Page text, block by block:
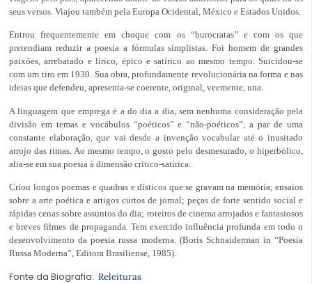
seus versos. Viajou também pela Europa Ocidental, México e Estados Unidos.
Entrou frequentemente em choque com os “burocratas’’ e com os que
pretendiam reduzir a poesia a fórmulas simplistas. Foi homem de grandes
paixões, arrebatado e lírico, épico e satírico ao mesmo tempo. Suicidou-se
com um tiro em 1930. Sua obra, profundamente revolucionária na forma e nas
ideias que defendeu, apresenta-se coerente, original, veemente, una.
A linguagem que emprega é a do dia a dia, sem nenhuma consideração pela
divisão em temas e vocábulos “poéticos” e “não-poéticos”, a par de uma
constante elaboração, que vai desde a invenção vocabular até o inusitado
arrojo das rimas. Ao mesmo tempo, o gosto pelo desmesurado, o hiperbólico,
alia-se em sua poesia à dimensão crítico-satírica.
Criou longos poemas e quadras e dísticos que se gravam na memória; ensaios
sobre a arte poética e artigos curtos de jornal; peças de forte sentido social e
rápidas cenas sobre assuntos do dia; roteiros de cinema arrojados e fantasiosos
e breves filmes de propaganda. Tem exercido influência profunda em todo o
desenvolvimento da poesia russa moderna. (Boris Schnaiderman in “Poesia
Russa Moderna”, Editora Brasiliense, 1985).
Fonte da Biografia: Releituras